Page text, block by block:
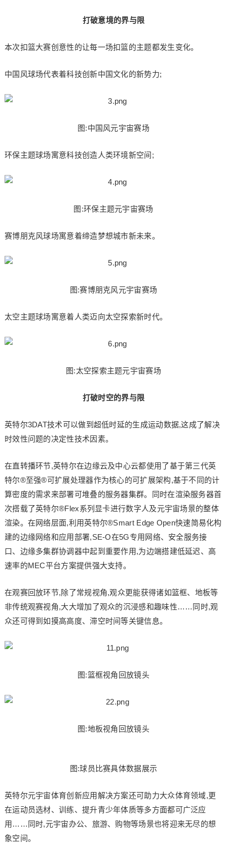
打破意境的界与限
本次扣篮大赛创意性的让每一场扣篮的主题都发生变化。
中国风球场代表着科技创新中国文化的新势力;
图:中国风元宇宙赛场
环保主题球场寓意科技创造人类环境新空间;
图:环保主题元宇宙赛场
赛博朋克风球场寓意着缔造梦想城市新未来。
图:赛博朋克风元宇宙赛场
太空主题球场寓意着人类迈向太空探索新时代。
图:太空探索主题元宇宙赛场
打破时空的界与限
英特尔3DAT技术可以做到超低时延的生成运动数据,这成了解决
时效性问题的决定性技术因素。
在直转播环节,英特尔在边缘云及中心云都使用了基于第三代英
特尔®至强®可扩展处理器作为核心的可扩展架构,基于不同的计
算密度的需求来部署可堆叠的服务器集群。同时在渲染服务器首
次搭载了英特尔®Flex系列显卡进行数字人及元宇宙场景的整体
渲染。在网络层面,利用英特尔®Smart Edge Open快速简易化构
建的边缘网络和应用部署,SE-O在5G专用网络、安全服务接
口、边缘多集群协调器中起到重要作用,为边端搭建低延迟、高
速率的MEC平台方案提供强大支持。
在观赛回放环节,除了常规视角,观众更能获得诸如篮框、地板等
非传统观赛视角,大大增加了观众的沉浸感和趣味性……同时,观
众还可得到如摸高高度、滞空时间等关键信息。
图:篮框视角回放镜头
图:地板视角回放镜头
图:球员比赛具体数据展示
英特尔元宇宙体育创新应用解决方案还可助力大众体育领域,更
在运动员选材、训练、提升青少年体质等多方面都可广泛应
用……同时,元宇宙办公、旅游、购物等场景也将迎来无尽的想
象空间。